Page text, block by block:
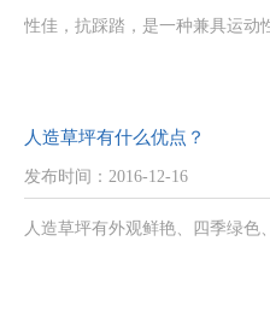
性佳，抗踩踏，是一种兼具运动
人造草坪有什么优点？
发布时间：2016-12-16
人造草坪有外观鲜艳、四季绿